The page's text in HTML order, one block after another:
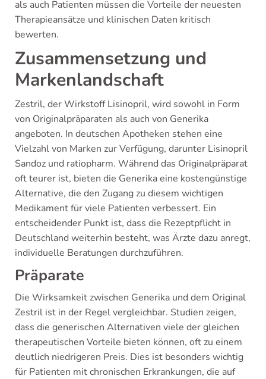
als auch Patienten müssen die Vorteile der neuesten
Therapieansätze und klinischen Daten kritisch
bewerten.
Zusammensetzung und
Markenlandschaft
Zestril, der Wirkstoff Lisinopril, wird sowohl in Form
von Originalpräparaten als auch von Generika
angeboten. In deutschen Apotheken stehen eine
Vielzahl von Marken zur Verfügung, darunter Lisinopril
Sandoz und ratiopharm. Während das Originalpräparat
oft teurer ist, bieten die Generika eine kostengünstige
Alternative, die den Zugang zu diesem wichtigen
Medikament für viele Patienten verbessert. Ein
entscheidender Punkt ist, dass die Rezeptpflicht in
Deutschland weiterhin besteht, was Ärzte dazu anregt,
individuelle Beratungen durchzuführen.
Präparate
Die Wirksamkeit zwischen Generika und dem Original
Zestril ist in der Regel vergleichbar. Studien zeigen,
dass die generischen Alternativen viele der gleichen
therapeutischen Vorteile bieten können, oft zu einem
deutlich niedrigeren Preis. Dies ist besonders wichtig
für Patienten mit chronischen Erkrankungen, die auf